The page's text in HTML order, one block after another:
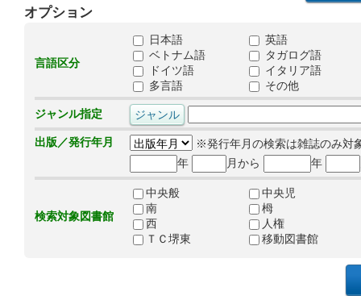
オプション
言語区分
日本語
英語
ベトナム語
タガログ語
ドイツ語
イタリア語
多言語
その他
ジャンル指定
出版／発行年月
※発行年月の検索は雑誌のみ対
年
月から 年
検索対象図書館
中央般
中央児
南
栂
西
人権
ＴＣ堺東
移動図書館